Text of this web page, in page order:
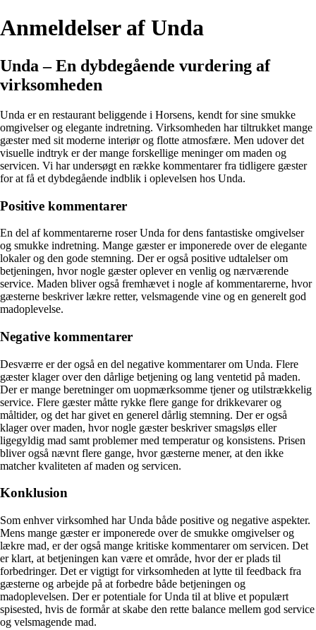
Anmeldelser af Unda
Unda – En dybdegående vurdering af
virksomheden
Unda er en restaurant beliggende i Horsens, kendt for sine smukke
omgivelser og elegante indretning. Virksomheden har tiltrukket mange
gæster med sit moderne interiør og flotte atmosfære. Men udover det
visuelle indtryk er der mange forskellige meninger om maden og
servicen. Vi har undersøgt en række kommentarer fra tidligere gæster
for at få et dybdegående indblik i oplevelsen hos Unda.
Positive kommentarer
En del af kommentarerne roser Unda for dens fantastiske omgivelser
og smukke indretning. Mange gæster er imponerede over de elegante
lokaler og den gode stemning. Der er også positive udtalelser om
betjeningen, hvor nogle gæster oplever en venlig og nærværende
service. Maden bliver også fremhævet i nogle af kommentarerne, hvor
gæsterne beskriver lækre retter, velsmagende vine og en generelt god
madoplevelse.
Negative kommentarer
Desværre er der også en del negative kommentarer om Unda. Flere
gæster klager over den dårlige betjening og lang ventetid på maden.
Der er mange beretninger om uopmærksomme tjener og utilstrækkelig
service. Flere gæster måtte rykke flere gange for drikkevarer og
måltider, og det har givet en generel dårlig stemning. Der er også
klager over maden, hvor nogle gæster beskriver smagsløs eller
ligegyldig mad samt problemer med temperatur og konsistens. Prisen
bliver også nævnt flere gange, hvor gæsterne mener, at den ikke
matcher kvaliteten af maden og servicen.
Konklusion
Som enhver virksomhed har Unda både positive og negative aspekter.
Mens mange gæster er imponerede over de smukke omgivelser og
lækre mad, er der også mange kritiske kommentarer om servicen. Det
er klart, at betjeningen kan være et område, hvor der er plads til
forbedringer. Det er vigtigt for virksomheden at lytte til feedback fra
gæsterne og arbejde på at forbedre både betjeningen og
madoplevelsen. Der er potentiale for Unda til at blive et populært
spisested, hvis de formår at skabe den rette balance mellem god service
og velsmagende mad.